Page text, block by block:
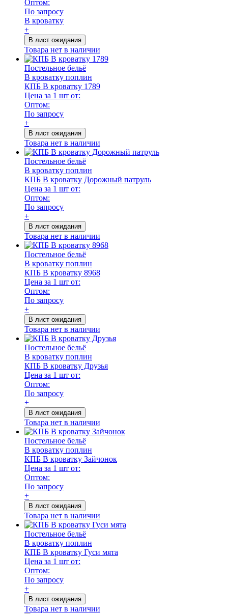
Оптом:
По запросу
В кроватку
+
В лист ожидания
Товара нет в наличии
Постельное бельё
В кроватку поплин
КПБ В кроватку 1789
Цена за 1 шт от:
Оптом:
По запросу
+
В лист ожидания
Товара нет в наличии
Постельное бельё
В кроватку поплин
КПБ В кроватку Дорожный патруль
Цена за 1 шт от:
Оптом:
По запросу
+
В лист ожидания
Товара нет в наличии
Постельное бельё
В кроватку поплин
КПБ В кроватку 8968
Цена за 1 шт от:
Оптом:
По запросу
+
В лист ожидания
Товара нет в наличии
Постельное бельё
В кроватку поплин
КПБ В кроватку Друзья
Цена за 1 шт от:
Оптом:
По запросу
+
В лист ожидания
Товара нет в наличии
Постельное бельё
В кроватку поплин
КПБ В кроватку Зайчонок
Цена за 1 шт от:
Оптом:
По запросу
+
В лист ожидания
Товара нет в наличии
Постельное бельё
В кроватку поплин
КПБ В кроватку Гуси мята
Цена за 1 шт от:
Оптом:
По запросу
+
В лист ожидания
Товара нет в наличии